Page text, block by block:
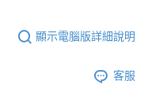
顯示電腦版詳細說明
客服